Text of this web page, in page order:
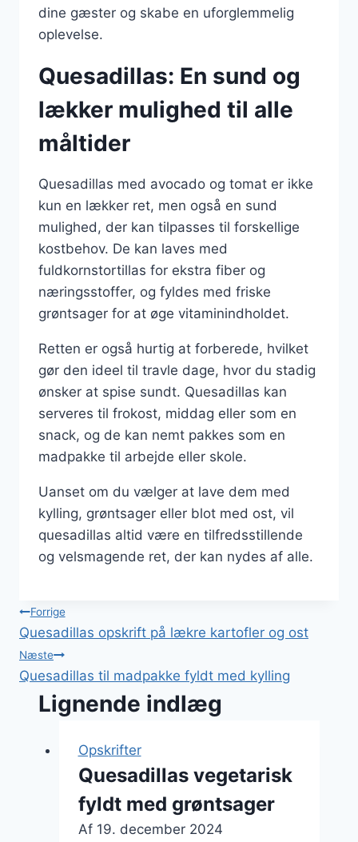
dine gæster og skabe en uforglemmelig
oplevelse.
Quesadillas: En sund og
lækker mulighed til alle
måltider
Quesadillas med avocado og tomat er ikke
kun en lækker ret, men også en sund
mulighed, der kan tilpasses til forskellige
kostbehov. De kan laves med
fuldkornstortillas for ekstra fiber og
næringsstoffer, og fyldes med friske
grøntsager for at øge vitaminindholdet.
Retten er også hurtig at forberede, hvilket
gør den ideel til travle dage, hvor du stadig
ønsker at spise sundt. Quesadillas kan
serveres til frokost, middag eller som en
snack, og de kan nemt pakkes som en
madpakke til arbejde eller skole.
Uanset om du vælger at lave dem med
kylling, grøntsager eller blot med ost, vil
quesadillas altid være en tilfredsstillende
og velsmagende ret, der kan nydes af alle.
Indlægsnavigation
Forrige
Quesadillas opskrift på lækre kartofler og ost
Næste
Quesadillas til madpakke fyldt med kylling
Lignende indlæg
Opskrifter
Quesadillas vegetarisk
fyldt med grøntsager
Af 19. december 2024